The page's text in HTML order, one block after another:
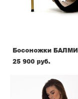
Босоножки БАЛМИ
25 900 pуб.